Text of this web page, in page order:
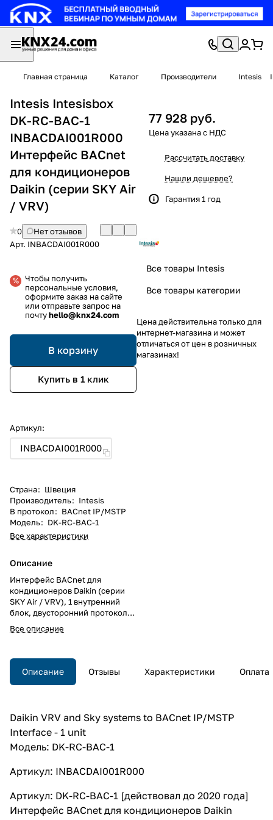
Главная страница Каталог Производители Intesis
Intesis Intesisbox
DK-RC-BAC-1
INBACDAI001R000
Интерфейс BACnet
для кондиционеров
Daikin (серии SKY Air
/ VRV)
0
Нет отзывов
Арт. INBACDAI001R000
Чтобы получить
персональные условия,
оформите заказ на сайте
или отправьте запрос на
почтуhello@knx24.com
В корзину
Купить в 1 клик
Артикул:
INBACDAI001R000
Страна: Швеция
Производитель: Intesis
В протокол: BACnet IP/MSTP
Модель: DK-RC-BAC-1
Все характеристики
Описание
Интерфейс BACnet для
кондиционеров Daikin (серии
SKY Air / VRV), 1 внутренний
блок, двусторонний протокол,
полнофункциональное
управление, на DIN рейку
Все описание
77 928 руб.
Рассчитать доставку
Нашли дешевле?
Гарантия 1 год
Все товары Intesis
Все товары категории
Цена действительна только для
интернет-магазина и может
отличаться от цен в розничных
магазинах!
Описание Отзывы Характеристики Оплата
Daikin VRV and Sky systems to BACnet IP/MSTP
Interface - 1 unit
Модель: DK-RC-BAC-1
Артикул: INBACDAI001R000
Артикул: DK-RC-BAC-1 [действовал до 2020 года]
Интерфейс BACnet для кондиционеров Daikin